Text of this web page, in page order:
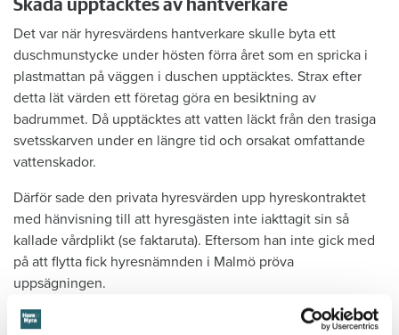
Skada upptäcktes av hantverkare
Det var när hyresvärdens hantverkare skulle byta ett
duschmunstycke under hösten förra året som en spricka i
plastmattan på väggen i duschen upptäcktes. Strax efter
detta lät värden ett företag göra en besiktning av
badrummet. Då upptäcktes att vatten läckt från den trasiga
svetsskarven under en längre tid och orsakat omfattande
vattenskador.
Därför sade den privata hyresvärden upp hyreskontraktet
med hänvisning till att hyresgästen inte iakttagit sin så
kallade vårdplikt (se faktaruta). Eftersom han inte gick med
på att flytta fick hyresnämnden i Malmö pröva
uppsägningen.